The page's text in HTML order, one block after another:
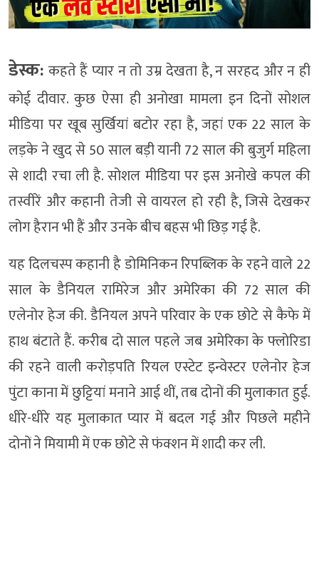
डेस्क: कहते हैं प्यार न तो उम्र देखता है, न सरहद और न ही
कोई दीवार. कुछ ऐसा ही अनोखा मामला इन दिनों सोशल
मीडिया पर खूब सुर्खियां बटोर रहा है, जहां एक 22 साल के
लड़के ने खुद से 50 साल बड़ी यानी 72 साल की बुजुर्ग महिला
से शादी रचा ली है. सोशल मीडिया पर इस अनोखे कपल की
तस्वीरें और कहानी तेजी से वायरल हो रही है, जिसे देखकर
लोग हैरान भी हैं और उनके बीच बहस भी छिड़ गई है.
यह दिलचस्प कहानी है डोमिनिकन रिपब्लिक के रहने वाले 22
साल के डैनियल रामिरेज और अमेरिका की 72 साल की
एलेनोर हेज की. डैनियल अपने परिवार के एक छोटे से कैफे में
हाथ बंटाते हैं. करीब दो साल पहले जब अमेरिका के फ्लोरिडा
की रहने वाली करोड़पति रियल एस्टेट इन्वेस्टर एलेनोर हेज
पुंटा काना में छुट्टियां मनाने आई थीं, तब दोनों की मुलाकात हुई.
धीरे-धीरे यह मुलाकात प्यार में बदल गई और पिछले महीने
दोनों ने मियामी में एक छोटे से फंक्शन में शादी कर ली.